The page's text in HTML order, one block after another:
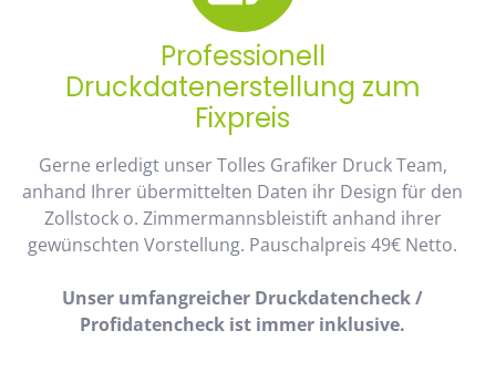
Professionell
Druckdatenerstellung zum
Fixpreis
Gerne erledigt unser Tolles Grafiker Druck Team,
anhand Ihrer übermittelten Daten ihr Design für den
Zollstock o. Zimmermannsbleistift anhand ihrer
gewünschten Vorstellung. Pauschalpreis 49€ Netto.
Unser umfangreicher Druckdatencheck /
Profidatencheck ist immer inklusive.